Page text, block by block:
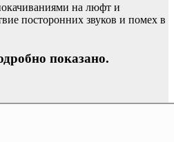
на люфт и
посторонних звуков и помех в
показано.